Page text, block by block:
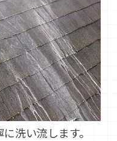
洗い流します。